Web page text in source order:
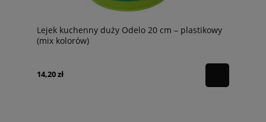
Lejek kuchenny duży Odelo 20 cm – plastikowy
(mix kolorów)
14,20 zł